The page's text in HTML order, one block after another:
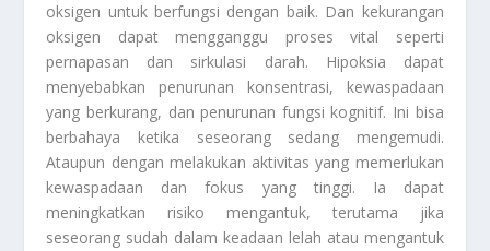
oksigen untuk berfungsi dengan baik. Dan kekurangan
oksigen dapat mengganggu proses vital seperti
pernapasan dan sirkulasi darah. Hipoksia dapat
menyebabkan penurunan konsentrasi, kewaspadaan
yang berkurang, dan penurunan fungsi kognitif. Ini bisa
berbahaya ketika seseorang sedang mengemudi.
Ataupun dengan melakukan aktivitas yang memerlukan
kewaspadaan dan fokus yang tinggi. Ia dapat
meningkatkan risiko mengantuk, terutama jika
seseorang sudah dalam keadaan lelah atau mengantuk